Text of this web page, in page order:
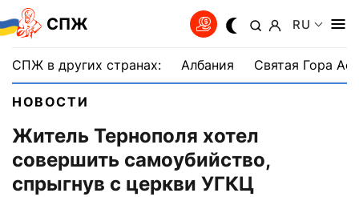
СПЖ RU
СПЖ в других странах: Албания Святая Гора
НОВОСТИ
Житель Тернополя хотел
совершить самоубийство,
спрыгнув с церкви УГКЦ